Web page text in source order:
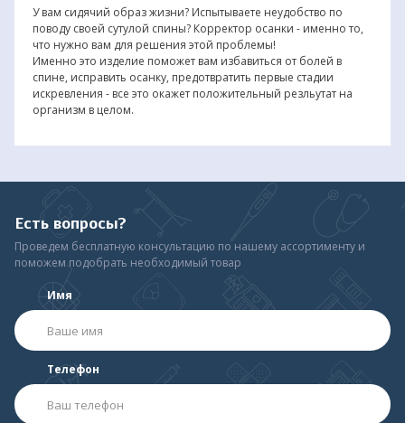
У вам сидячий образ жизни? Испытываете неудобство по
поводу своей сутулой спины? Корректор осанки - именно то,
что нужно вам для решения этой проблемы!
Именно это изделие поможет вам избавиться от болей в
спине, исправить осанку, предотвратить первые стадии
искревления - все это окажет положительный резльутат на
организм в целом.
Есть вопросы?
Проведем бесплатную консультацию по нашему ассортименту и
поможем подобрать необходимый товар
Имя
Телефон